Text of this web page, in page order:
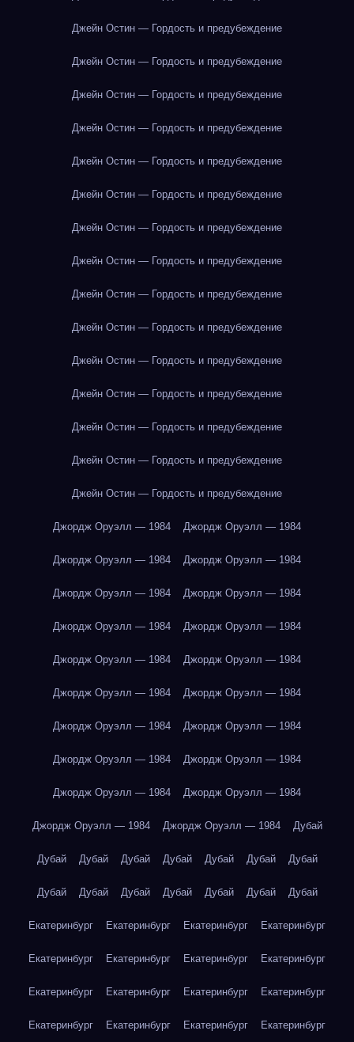
Джейн Остин — Гордость и предубеждение
Джейн Остин — Гордость и предубеждение
Джейн Остин — Гордость и предубеждение
Джейн Остин — Гордость и предубеждение
Джейн Остин — Гордость и предубеждение
Джейн Остин — Гордость и предубеждение
Джейн Остин — Гордость и предубеждение
Джейн Остин — Гордость и предубеждение
Джейн Остин — Гордость и предубеждение
Джейн Остин — Гордость и предубеждение
Джейн Остин — Гордость и предубеждение
Джейн Остин — Гордость и предубеждение
Джейн Остин — Гордость и предубеждение
Джейн Остин — Гордость и предубеждение
Джейн Остин — Гордость и предубеждение
Джордж Оруэлл — 1984 Джордж Оруэлл — 1984
Джордж Оруэлл — 1984 Джордж Оруэлл — 1984
Джордж Оруэлл — 1984 Джордж Оруэлл — 1984
Джордж Оруэлл — 1984 Джордж Оруэлл — 1984
Джордж Оруэлл — 1984 Джордж Оруэлл — 1984
Джордж Оруэлл — 1984 Джордж Оруэлл — 1984
Джордж Оруэлл — 1984 Джордж Оруэлл — 1984
Джордж Оруэлл — 1984 Джордж Оруэлл — 1984
Джордж Оруэлл — 1984 Джордж Оруэлл — 1984
Джордж Оруэлл — 1984 Джордж Оруэлл — 1984 Дубай
Дубай Дубай Дубай Дубай Дубай Дубай Дубай
Дубай Дубай Дубай Дубай Дубай Дубай Дубай
Екатеринбург Екатеринбург Екатеринбург Екатеринбург
Екатеринбург Екатеринбург Екатеринбург Екатеринбург
Екатеринбург Екатеринбург Екатеринбург Екатеринбург
Екатеринбург Екатеринбург Екатеринбург Екатеринбург